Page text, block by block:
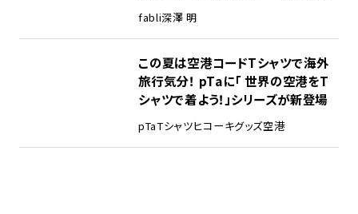
fabli深澤 明
この夏は空港コードTシャツで海外
旅行気分！ pTaに「 世界の空港をT
シャツで着よう！」シリーズが新登場
pTaTシャツヒコーキグッズ空港